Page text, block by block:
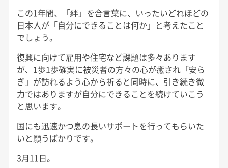
この1年間、「絆」を合言葉に、いったいどれほどの
日本人が「自分にできることは何か」と考えたこと
でしょう。
復興に向けて雇用や住宅など課題は多々あります
が、1歩1歩確実に被災者の方々の心が癒され「安ら
ぎ」が訪れるよう心から祈ると同時に、引き続き微
力ではありますが自分にできることを続けていこう
と思います。
国にも迅速かつ息の長いサポートを行ってもらいた
いと願うばかりです。
3月11日。